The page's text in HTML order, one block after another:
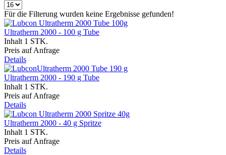
Für die Filterung wurden keine Ergebnisse gefunden!
Ultratherm 2000 - 100 g Tube
Inhalt 1 STK.
Preis auf Anfrage
Details
Ultratherm 2000 - 190 g Tube
Inhalt 1 STK.
Preis auf Anfrage
Details
Ultratherm 2000 - 40 g Spritze
Inhalt 1 STK.
Preis auf Anfrage
Details